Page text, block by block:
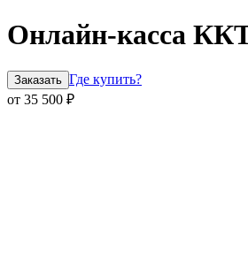
Онлайн-касса
Заказать Где купить?
от 35 500 ₽